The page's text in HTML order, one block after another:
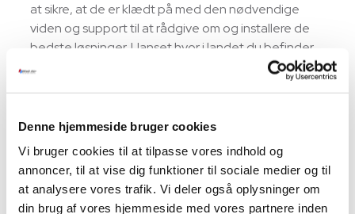
Denne hjemmeside bruger cookies
Vi bruger cookies til at tilpasse vores indhold og
annoncer, til at vise dig funktioner til sociale medier og til
at analysere vores trafik. Vi deler også oplysninger om
din brug af vores hjemmeside med vores partnere inden
at sikre, at de er klædt på med den nødvendige
viden og support til at rådgive om og installere de
bedste løsninger. Uanset hvor i landet du befinder
dig, står vores erfarne forhandlere klar til at hjælpe
med at finde og implementere den optimale løsning
Med Well Air som leverandør får du ikke kun adgang
til markedets førende klimaløsninger fra Samsung,
men også en pålidelig service og ekspertise, der
skaber værdi hele vejen.